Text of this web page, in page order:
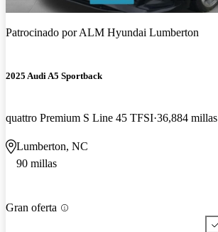
Patrocinado porALM Hyundai Lumberton
2025 Audi A5 Sportback
quattro Premium S Line 45 TFSI 36,884 millas
Lumberton, NC
90 millas
Gran oferta